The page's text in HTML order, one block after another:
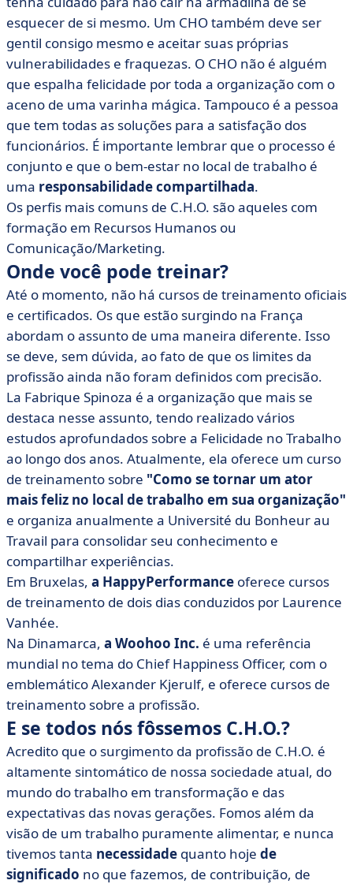
esquecer de si mesmo. Um CHO também deve ser
gentil consigo mesmo e aceitar suas próprias
vulnerabilidades e fraquezas. O CHO não é alguém
que espalha felicidade por toda a organização com o
aceno de uma varinha mágica. Tampouco é a pessoa
que tem todas as soluções para a satisfação dos
funcionários. É importante lembrar que o processo é
conjunto e que o bem-estar no local de trabalho é
uma responsabilidade compartilhada.
Os perfis mais comuns de C.H.O. são aqueles com
formação em Recursos Humanos ou
Comunicação/Marketing.
Onde você pode treinar?
Até o momento, não há cursos de treinamento oficiais
e certificados. Os que estão surgindo na França
abordam o assunto de uma maneira diferente. Isso
se deve, sem dúvida, ao fato de que os limites da
profissão ainda não foram definidos com precisão.
La Fabrique Spinoza é a organização que mais se
destaca nesse assunto, tendo realizado vários
estudos aprofundados sobre a Felicidade no Trabalho
ao longo dos anos. Atualmente, ela oferece um curso
de treinamento sobre "Como se tornar um ator
mais feliz no local de trabalho em sua organização"
e organiza anualmente a Université du Bonheur au
Travail para consolidar seu conhecimento e
compartilhar experiências.
Em Bruxelas, a HappyPerformance oferece cursos
de treinamento de dois dias conduzidos por Laurence
Vanhée.
Na Dinamarca, a Woohoo Inc. é uma referência
mundial no tema do Chief Happiness Officer, com o
emblemático Alexander Kjerulf, e oferece cursos de
treinamento sobre a profissão.
E se todos nós fôssemos C.H.O.?
Acredito que o surgimento da profissão de C.H.O. é
altamente sintomático de nossa sociedade atual, do
mundo do trabalho em transformação e das
expectativas das novas gerações. Fomos além da
visão de um trabalho puramente alimentar, e nunca
tivemos tanta necessidade quanto hoje de
significado no que fazemos, de contribuição, de